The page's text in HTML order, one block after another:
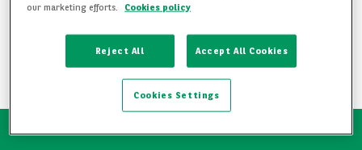
ZAPOZNAJ SIĘ Z OFERTĄ
our marketing efforts.
Cookies policy
Reject All Accept All Cookies
Cookies Settings